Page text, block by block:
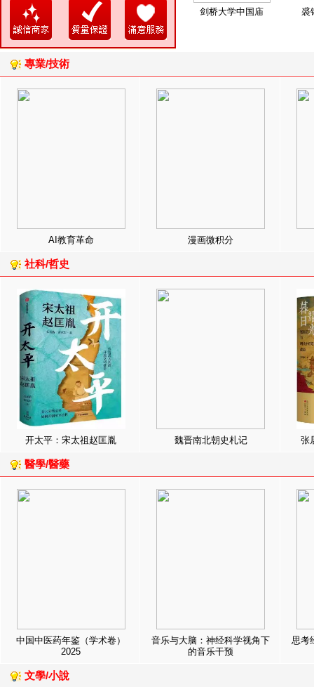
剑桥大学中国庙 裘
專業/技術
AI教育革命 漫画微积分
社科/哲史
开太平：宋太祖赵匡胤 魏晋南北朝史札记 张
醫學/醫藥
中国中医药年鉴（学术卷）
2025
音乐与大脑：神经科学视角下
的音乐干预
思考
文學/小說